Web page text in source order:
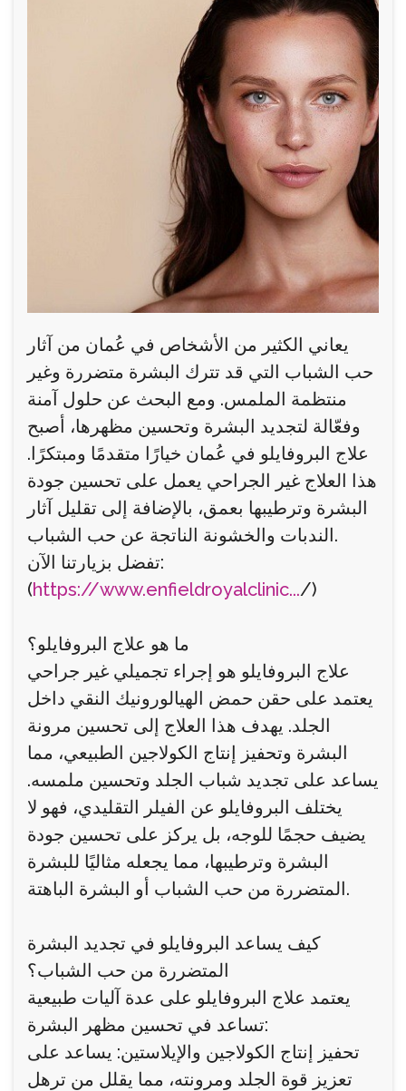
يعاني الكثير من الأشخاص في عُمان من آثار
حب الشباب التي قد تترك البشرة متضررة وغير
منتظمة الملمس. ومع البحث عن حلول آمنة
وفعّالة لتجديد البشرة وتحسين مظهرها، أصبح
علاج البروفايلو في عُمان خيارًا متقدمًا ومبتكرًا.
هذا العلاج غير الجراحي يعمل على تحسين جودة
البشرة وترطيبها بعمق، بالإضافة إلى تقليل آثار
الندبات والخشونة الناتجة عن حب الشباب.
تفضل بزيارتنا الآن:
(https://www.enfieldroyalclinic.../)
ما هو علاج البروفايلو؟
علاج البروفايلو هو إجراء تجميلي غير جراحي
يعتمد على حقن حمض الهيالورونيك النقي داخل
الجلد. يهدف هذا العلاج إلى تحسين مرونة
البشرة وتحفيز إنتاج الكولاجين الطبيعي، مما
يساعد على تجديد شباب الجلد وتحسين ملمسه.
يختلف البروفايلو عن الفيلر التقليدي، فهو لا
يضيف حجمًا للوجه، بل يركز على تحسين جودة
البشرة وترطيبها، مما يجعله مثاليًا للبشرة
المتضررة من حب الشباب أو البشرة الباهتة.
كيف يساعد البروفايلو في تجديد البشرة
المتضررة من حب الشباب؟
يعتمد علاج البروفايلو على عدة آليات طبيعية
تساعد في تحسين مظهر البشرة:
تحفيز إنتاج الكولاجين والإيلاستين: يساعد على
تعزيز قوة الجلد ومرونته، مما يقلل من ترهل